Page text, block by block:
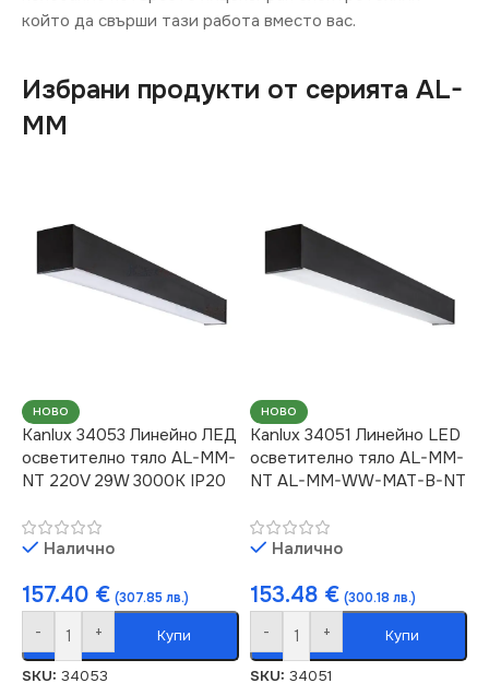
който да свърши тази работа вместо вас.
Избрани продукти от серията AL-
MM
НОВО
Kanlux 34053 Линейно ЛЕД
осветително тяло AL-MM-
NT 220V 29W 3000K IP20
Налично
157.40 € (307.85 лв.)
- + Купи
SKU: 34053
НОВО
Kanlux 34051 Линейно LED
осветително тяло AL-MM-
NT AL-MM-WW-MAT-B-NT
Налично
153.48 € (300.18 лв.)
- + Купи
SKU: 34051